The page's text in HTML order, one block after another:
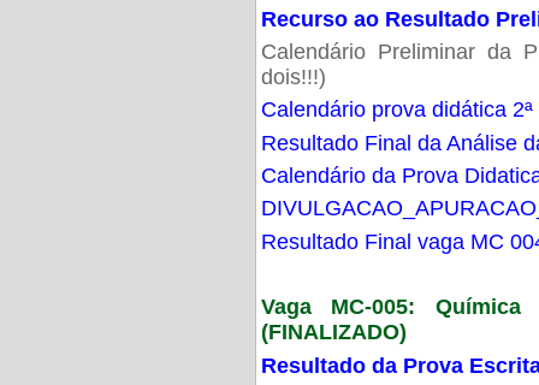
Recurso ao Resultado
Calendário Preliminar da
dois!!!)
Calendário prova didática
Resultado Final da Análise
Calendário da Prova
Resultado Final vaga MC
Vaga MC-005:
(FINALIZADO)
Resultado da Prova